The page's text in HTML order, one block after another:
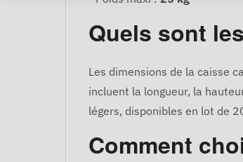
Quels sont
Les dimensions de la caisse
incluent la longueur, la
légers, disponibles en lot de
Comment